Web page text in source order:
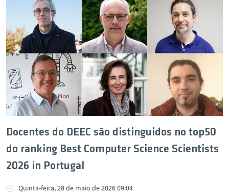
Docentes do DEEC são distinguidos no top50
do ranking Best Computer Science Scientists
2026 in Portugal
Quinta-feira, 28 de maio de 2026 09:04